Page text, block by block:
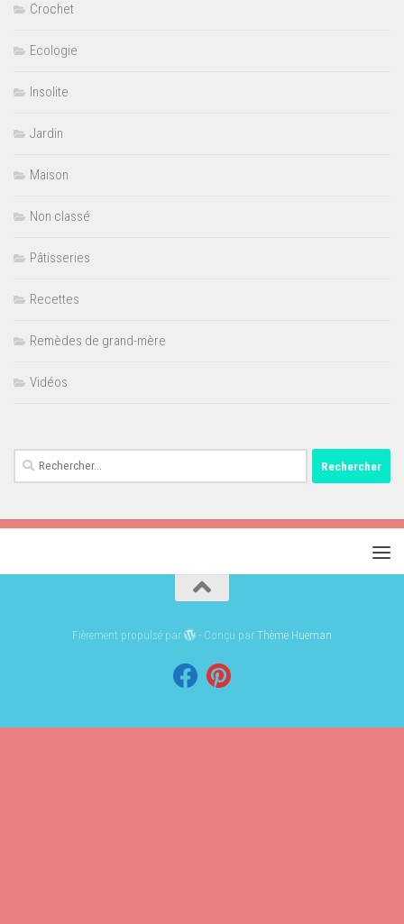
Crochet
Ecologie
Insolite
Jardin
Maison
Non classé
Pâtisseries
Recettes
Remèdes de grand-mère
Vidéos
Rechercher :
Fièrement propulsé par - Conçu parThème Hueman